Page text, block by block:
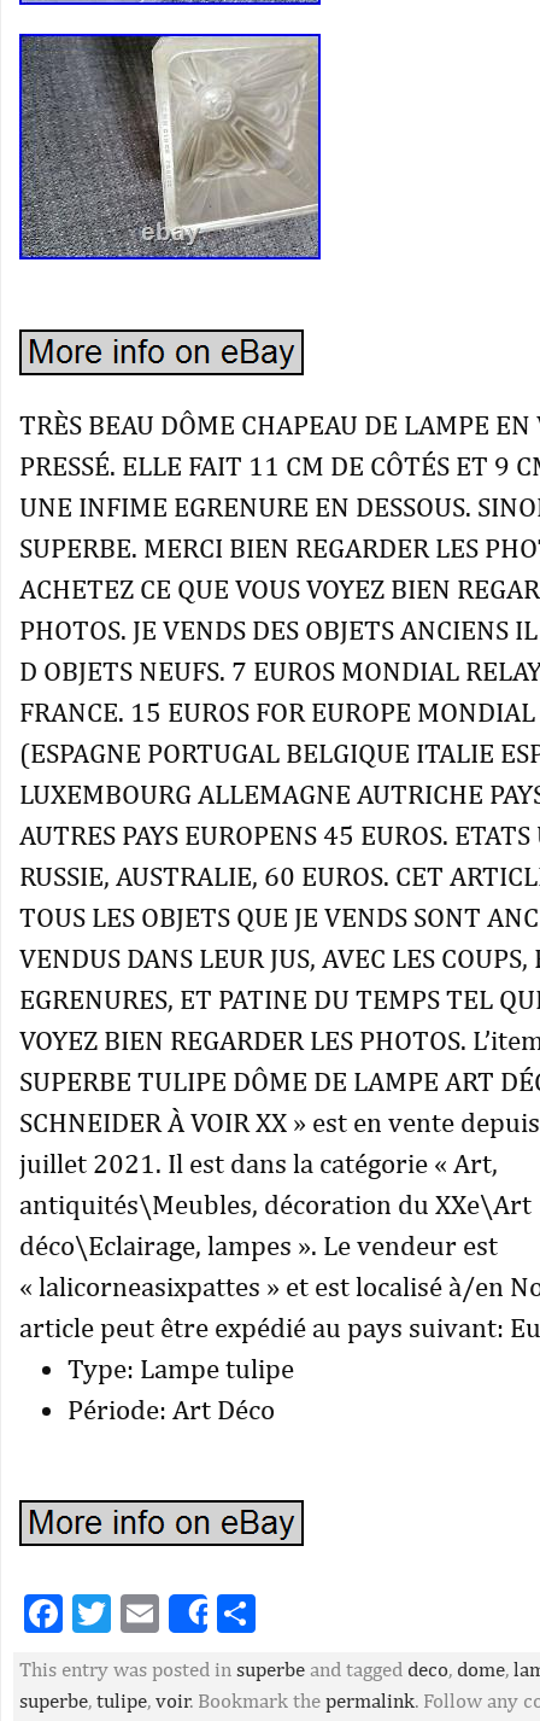
TRÈS BEAU DÔME CHAPEAU DE LAMPE EN
PRESSÉ. ELLE FAIT 11 CM DE CÔTÉS ET 9
UNE INFIME EGRENURE EN DESSOUS.
SUPERBE. MERCI BIEN REGARDER LES
ACHETEZ CE QUE VOUS VOYEZ BIEN
PHOTOS. JE VENDS DES OBJETS ANCIENS
D OBJETS NEUFS. 7 EUROS MONDIAL
FRANCE. 15 EUROS FOR EUROPE
(ESPAGNE PORTUGAL BELGIQUE ITALIE
LUXEMBOURG ALLEMAGNE AUTRICHE
AUTRES PAYS EUROPENS 45 EUROS.
RUSSIE, AUSTRALIE, 60 EUROS. CET
TOUS LES OBJETS QUE JE VENDS SONT
VENDUS DANS LEUR JUS, AVEC LES COUPS,
EGRENURES, ET PATINE DU TEMPS TEL
VOYEZ BIEN REGARDER LES PHOTOS.
SUPERBE TULIPE DÔME DE LAMPE ART
SCHNEIDER À VOIR XX » est en vente
juillet 2021. Il est dans la catégorie « Art,
antiquités\Meubles, décoration du XXe\Art
déco\Eclairage, lampes ». Le vendeur est
« lalicorneasixpattes » et est localisé à/en
article peut être expédié au pays suivant:
Type: Lampe tulipe
Période: Art Déco
Facebook
Twitter
EmailShare
This entry was posted in superbe and tagged deco, dome,
superbe, tulipe, voir. Bookmark the permalink. Follow any